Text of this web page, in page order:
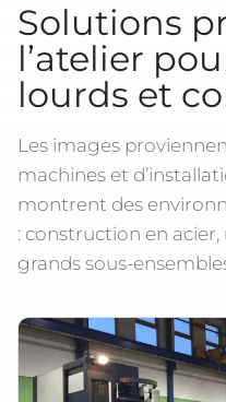
Solutions
l’atelier
lourds et
Les images
machines et
montrent des
: construction en
grands sous-